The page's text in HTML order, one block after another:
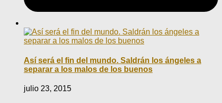
Así será el fin del mundo. Saldrán los ángeles a
separar a los malos de los buenos
julio 23, 2015